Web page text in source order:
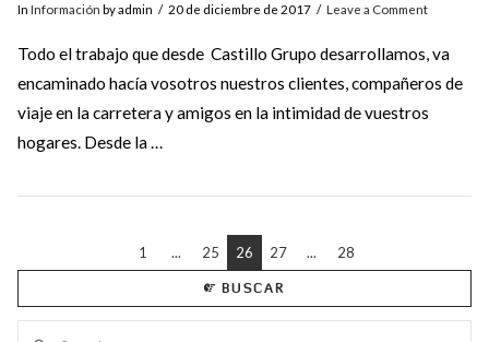
In Información by admin 20 de diciembre de 2017 Leave a Comment
Todo el trabajo que desde Castillo Grupo desarrollamos, va
encaminado hacía vosotros nuestros clientes, compañeros de
viaje en la carretera y amigos en la intimidad de vuestros
hogares. Desde la …
1 ... 25 26 27 ... 28
BUSCAR